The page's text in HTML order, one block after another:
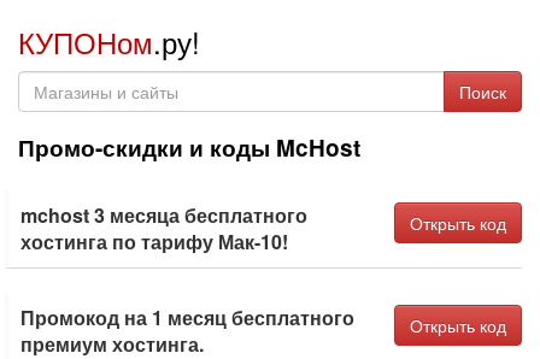
КУПОНом.ру!
Поиск
Промо-скидки и коды McHost
mchost 3 месяца бесплатного
хостинга по тарифу Мак-10!
Открыть код
Промокод на 1 месяц бесплатного
премиум хостинга.
Открыть код